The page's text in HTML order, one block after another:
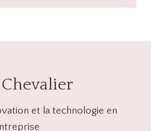
et la technologie en